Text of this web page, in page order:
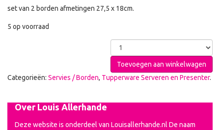
set van 2 borden afmetingen 27,5 x 18cm.
5 op voorraad
Toevoegen aan winkelwagen
Categorieën: Servies / Borden, Tupperware Serveren en Presenter.
Over Louis Allerhande
Deze website is onderdeel van Louisallerhande.nl De naam